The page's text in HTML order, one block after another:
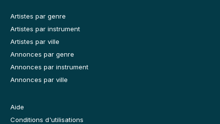
Artistes par genre
Artistes par instrument
Artistes par ville
Annonces par genre
Annonces par instrument
Annonces par ville
Aide
Conditions d'utilisations